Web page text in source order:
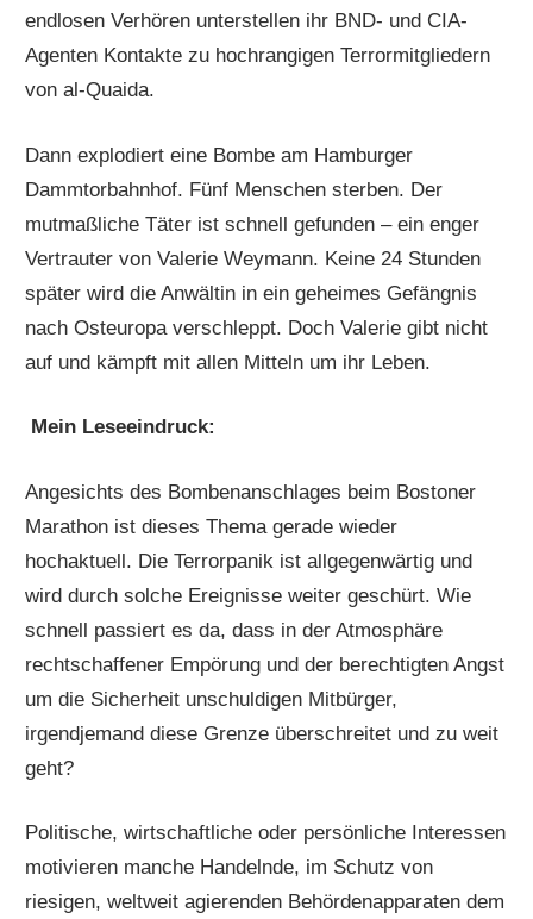
endlosen Verhören unterstellen ihr BND- und CIA-
Agenten Kontakte zu hochrangigen Terrormitgliedern
von al-Quaida.
Dann explodiert eine Bombe am Hamburger
Dammtorbahnhof. Fünf Menschen sterben. Der
mutmaßliche Täter ist schnell gefunden – ein enger
Vertrauter von Valerie Weymann. Keine 24 Stunden
später wird die Anwältin in ein geheimes Gefängnis
nach Osteuropa verschleppt. Doch Valerie gibt nicht
auf und kämpft mit allen Mitteln um ihr Leben.
Mein Leseeindruck:
Angesichts des Bombenanschlages beim Bostoner
Marathon ist dieses Thema gerade wieder
hochaktuell. Die Terrorpanik ist allgegenwärtig und
wird durch solche Ereignisse weiter geschürt. Wie
schnell passiert es da, dass in der Atmosphäre
rechtschaffener Empörung und der berechtigten Angst
um die Sicherheit unschuldigen Mitbürger,
irgendjemand diese Grenze überschreitet und zu weit
geht?
Politische, wirtschaftliche oder persönliche Interessen
motivieren manche Handelnde, im Schutz von
riesigen, weltweit agierenden Behördenapparaten dem